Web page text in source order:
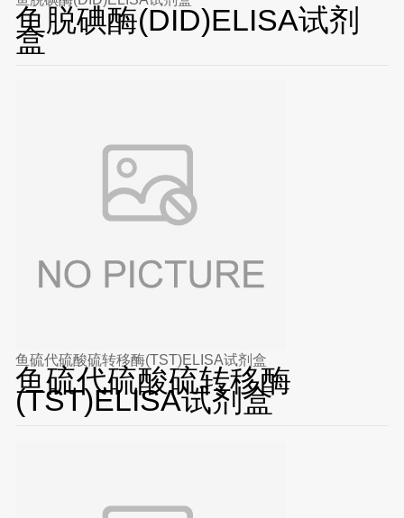
鱼脱碘酶(DID)ELISA试剂
盒
鱼硫代硫酸硫转移酶(TST)ELISA试剂盒
鱼硫代硫酸硫转移酶
(TST)ELISA试剂盒